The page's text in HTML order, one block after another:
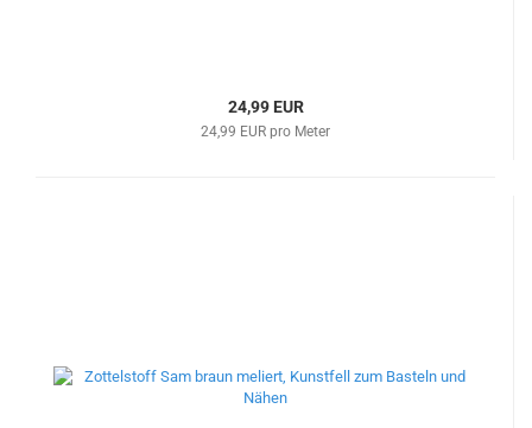
24,99 EUR
24,99 EUR pro Meter